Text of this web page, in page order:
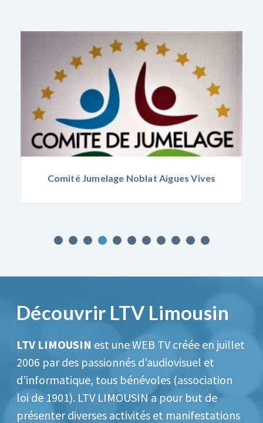
Aigues Vives Credit Agricole C
Découvrir LTV Limousin
LTV LIMOUSIN est une WEB TV créée en juillet
2006 par des passionnés d’audiovisuel et
d’informatique, tous bénévoles (association
loi de 1901). LTV LIMOUSIN a pour but de
présenter diverses activités et manifestations